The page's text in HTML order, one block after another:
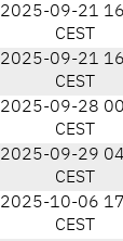
2025-09-21
CEST
2025-09-21
CEST
2025-09-28
CEST
2025-09-29
CEST
2025-10-06
CEST